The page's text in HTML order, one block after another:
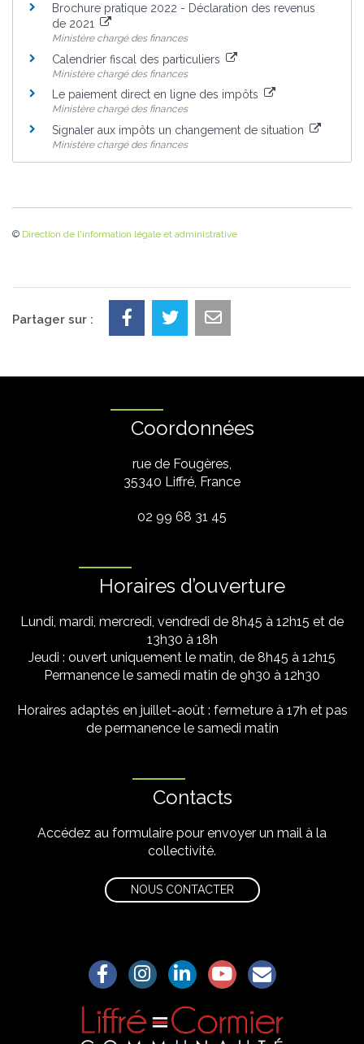
Brochure pratique 2022 - Déclaration des revenus
de 2021
Ministère chargé des finances
Calendrier fiscal des particuliers
Ministère chargé des finances
Le paiement direct en ligne des impôts
Ministère chargé des finances
Signaler aux impôts un changement de situation
Ministère chargé des finances
© Direction de l'information légale et administrative
Partager sur :
Coordonnées
rue de Fougères,
35340 Liffré, France
02 99 68 31 45
Horaires d’ouverture
Lundi, mardi, mercredi, vendredi de 8h45 à 12h15 et de
13h30 à 18h
Jeudi : ouvert uniquement le matin, de 8h45 à 12h15
Permanence le samedi matin de 9h30 à 12h30
Horaires adaptés en juillet-août : fermeture à 17h et pas
de permanence le samedi matin
Contacts
Accédez au formulaire pour envoyer un mail à la
collectivité.
NOUS CONTACTER
Lien vers le compte Facebook
Lien vers le compte Instagram
Lien vers le compte Linkedin
Lien vers la chaîne
S'aWonner à